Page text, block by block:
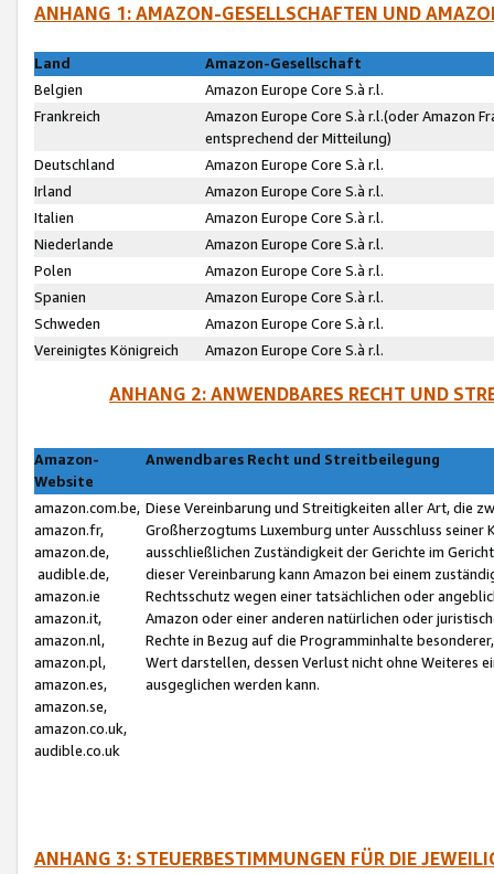
ANHANG 1: AMAZON-GESELLSCHAFTEN UND
Land
Amazon-Gesellschaft
Belgien
Amazon Europe Core S.à r.l.
Frankreich
Amazon Europe Core S.à r.l.(oder Amazon
entsprechend der Mitteilung)
Deutschland
Amazon Europe Core S.à r.l.
Irland
Amazon Europe Core S.à r.l.
Italien
Amazon Europe Core S.à r.l.
Niederlande
Amazon Europe Core S.à r.l.
Polen
Amazon Europe Core S.à r.l.
Spanien
Amazon Europe Core S.à r.l.
Schweden
Amazon Europe Core S.à r.l.
Vereinigtes Königreich
Amazon Europe Core S.à r.l.
ANHANG 2: ANWENDBARES RECHT UND
Amazon-
Website
Anwendbares Recht und Streitbeilegung
amazon.com.be,
amazon.fr,
amazon.de,
audible.de,
amazon.ie
amazon.it,
amazon.nl,
amazon.pl,
amazon.es,
amazon.se,
amazon.co.uk,
audible.co.uk
Diese Vereinbarung und Streitigkeiten aller Art, die
Großherzogtums Luxemburg unter Ausschluss
ausschließlichen Zuständigkeit der Gerichte im
dieser Vereinbarung kann Amazon bei einem
Rechtsschutz wegen einer tatsächlichen oder
Amazon oder einer anderen natürlichen oder
Rechte in Bezug auf die Programminhalte
Wert darstellen, dessen Verlust nicht ohne Weiteres
ausgeglichen werden kann.
ANHANG 3: STEUERBESTIMMUNGEN FÜR DIE